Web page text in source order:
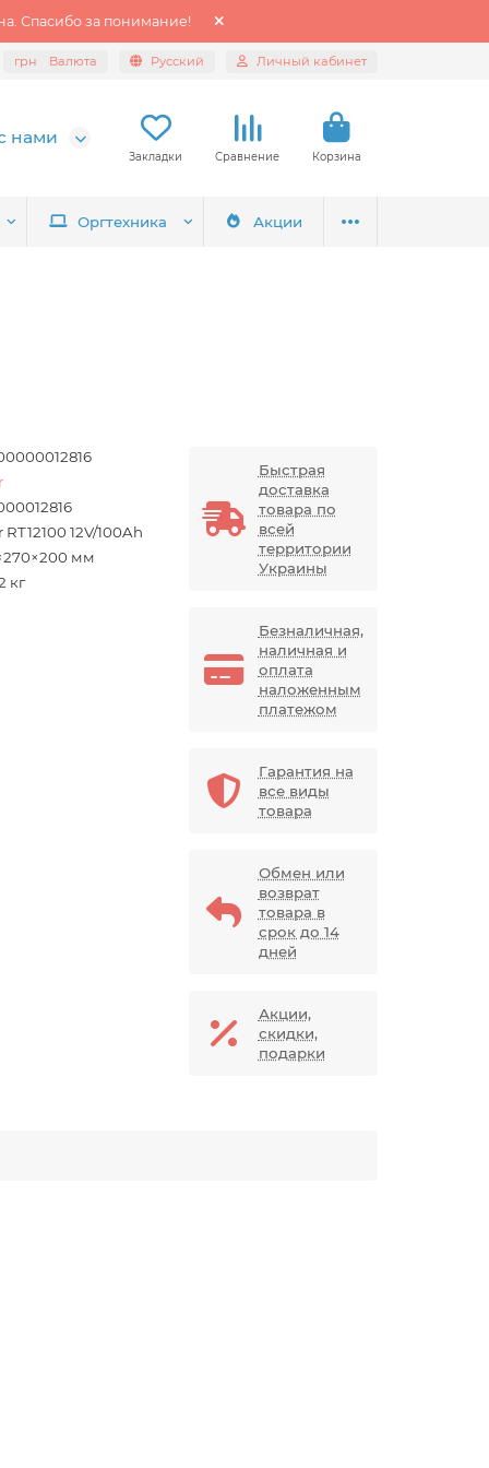
Спасибо за понимание!
грн Валюта Русский Личный кабинет
нами
Закладки Сравнение Корзина
Оргтехника Акции
RT12100 12V/100Ah
мм
кг
Быстрая
доставка
товара по
всей
территории
Украины
Безналичная,
наличная и
оплата
наложенным
платежом
Гарантия на
все виды
товара
Обмен или
возврат
товара в
срок до 14
дней
Акции,
скидки,
подарки